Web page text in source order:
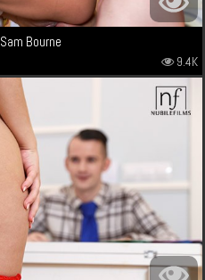
Sam Bourne
9.4K